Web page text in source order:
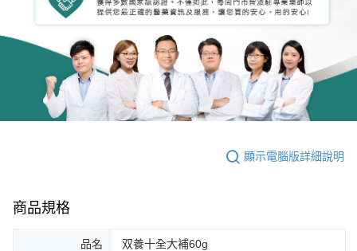
顯示電腦版詳細說明
商品規格
品名 双養十全大補60g